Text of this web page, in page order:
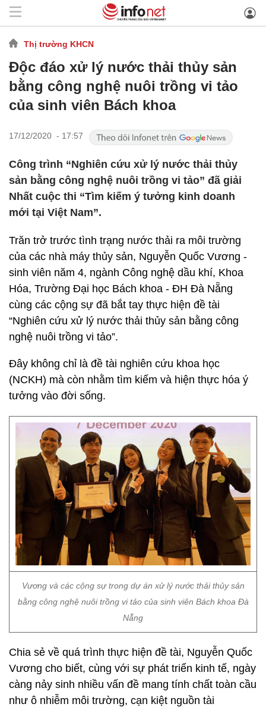
Thị trường KHCN
Độc đáo xử lý nước thải thủy sản
bằng công nghệ nuôi trồng vi tảo
của sinh viên Bách khoa
17/12/2020 - 17:57
Công trình “Nghiên cứu xử lý nước thải thủy
sản bằng công nghệ nuôi trồng vi tảo” đã giải
Nhất cuộc thi “Tìm kiếm ý tưởng kinh doanh
mới tại Việt Nam”.
Trăn trở trước tình trạng nước thải ra môi trường
của các nhà máy thủy sản, Nguyễn Quốc Vương -
sinh viên năm 4, ngành Công nghệ dầu khí, Khoa
Hóa, Trường Đại học Bách khoa - ĐH Đà Nẵng
cùng các cộng sự đã bắt tay thực hiện đề tài
“Nghiên cứu xử lý nước thải thủy sản bằng công
nghệ nuôi trồng vi tảo”.
Đây không chỉ là đề tài nghiên cứu khoa học
(NCKH) mà còn nhằm tìm kiếm và hiện thực hóa ý
tưởng vào đời sống.
Vương và các cộng sự trong dự án xử lý nước thải thủy sản
bằng công nghệ nuôi trồng vi tảo của sinh viên Bách khoa Đà
Nẵng
Chia sẻ về quá trình thực hiện đề tài, Nguyễn Quốc
Vương cho biết, cùng với sự phát triển kinh tế, ngày
càng nảy sinh nhiều vấn đề mang tính chất toàn cầu
như ô nhiễm môi trường, cạn kiệt nguồn tài